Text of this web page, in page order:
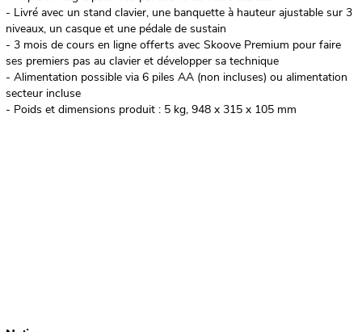
- Livré avec un stand clavier, une banquette à hauteur ajustable sur 3
niveaux, un casque et une pédale de sustain
- 3 mois de cours en ligne offerts avec Skoove Premium pour faire
ses premiers pas au clavier et développer sa technique
- Alimentation possible via 6 piles AA (non incluses) ou alimentation
secteur incluse
- Poids et dimensions produit : 5 kg, 948 x 315 x 105 mm